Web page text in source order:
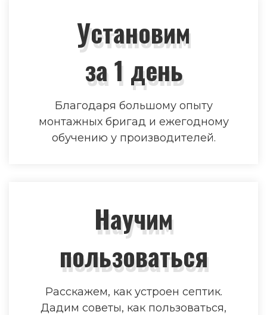
Установим
за 1 день
Благодаря большому опыту
монтажных бригад и ежегодному
обучению у производителей.
Научим
пользоваться
Расскажем, как устроен септик.
Дадим советы, как пользоваться,